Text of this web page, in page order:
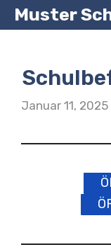
ZumMuster
Januar 11, 2025